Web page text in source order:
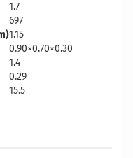
1.7
697
1.15
0.90×0.70×0.30
1.4
0.29
15.5